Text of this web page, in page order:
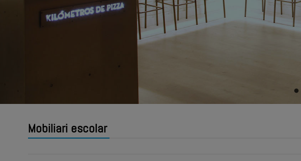
Mobiliari escolar